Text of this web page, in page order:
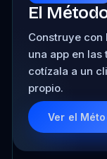
El
Construye con
una app en
cotízala a un
propio.
Ver el